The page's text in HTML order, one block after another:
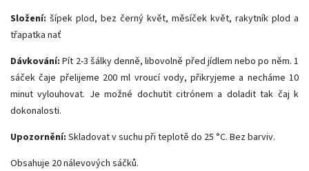
Složení: šípek plod, bez černý květ, měsíček květ, rakytník plod a
třapatka nať
Dávkování: Pít 2-3 šálky denně, libovolně před jídlem nebo po něm. 1
sáček čaje přelijeme 200 ml vroucí vody, přikryjeme a necháme 10
minut vylouhovat. Je možné dochutit citrónem a doladit tak čaj k
dokonalosti.
Upozornění: Skladovat v suchu při teplotě do 25 °C. Bez barviv.
Obsahuje 20 nálevových sáčků.